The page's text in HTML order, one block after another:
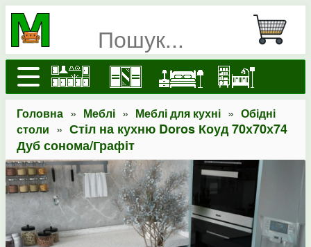
Головна » Меблі » Меблі для кухні » Обідні
столи » Стіл на кухню Doros Коуд 70х70х74
Дуб сонома/Графіт